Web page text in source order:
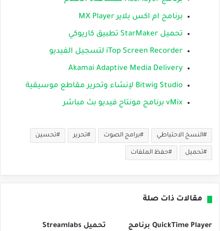
برنامج ام اكس بلاير MX Player
تحميل StarMaker تطبيق كاريوكي
iTop Screen Recorder لتسجيل الفيديو
Akamai Adaptive Media Delivery
Bitwig Studio لإنشاء وتحرير مقاطع موسيقية
vMix برنامج مونتاج فيديو بث مباشر
النسخ الاحتياطي برامج الصوت تحرير تحسين
تحميل حفظ الملفات
مقالات ذات صلة
QuickTime Player برنامج
تحميل Streamlabs